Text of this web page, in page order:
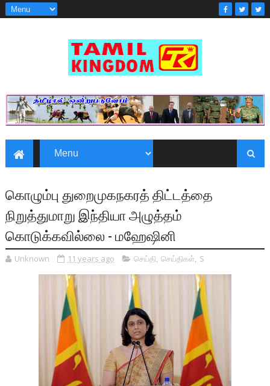
கொழும்பு துறைமுகநகரத் திட்டத்தை
நிறுத்துமாறு இந்தியா அழுத்தம்
கொடுக்கவில்லை - மஹேஷினி
Unknown 11 years ago செய்தி, செய்திகள், S